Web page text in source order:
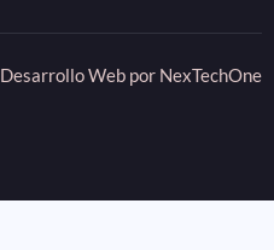
Desarrollo Web por NexTechOne